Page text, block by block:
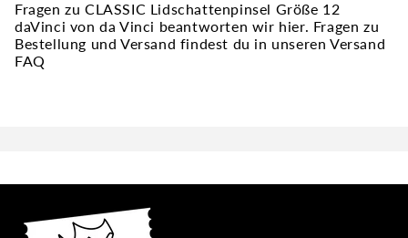
Fragen zu CLASSIC Lidschattenpinsel Größe 12
daVinci von da Vinci beantworten wir hier. Fragen zu
Bestellung und Versand findest du in unseren Versand
FAQ